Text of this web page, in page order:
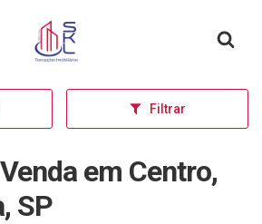
Página inicial
Filtrar
em Centro,
SP